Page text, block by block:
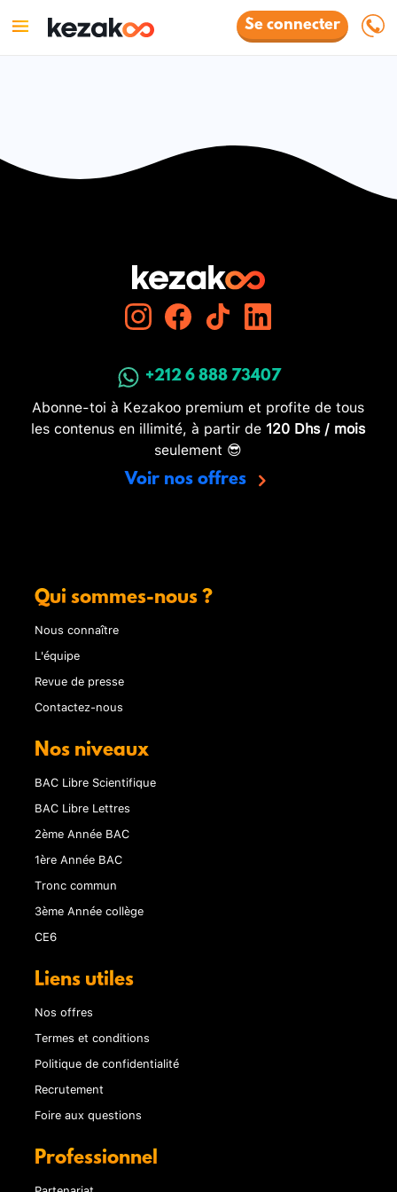
Se connecter
+212 6 888 73407
Abonne-toi à Kezakoo premium et profite de tous
les contenus en illimité, à partir de 120 Dhs / mois
seulement 😎
Voir nos offres
Qui sommes-nous ?
Nous connaître
L'équipe
Revue de presse
Contactez-nous
Nos niveaux
BAC Libre Scientifique
BAC Libre Lettres
2ème Année BAC
1ère Année BAC
Tronc commun
3ème Année collège
CE6
Liens utiles
Nos offres
Termes et conditions
Politique de confidentialité
Recrutement
Foire aux questions
Professionnel